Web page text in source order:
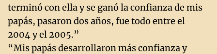
terminó con ella y se ganó la confianza de mis
papás, pasaron dos años, fue todo entre el
2004 y el 2005.”
“Mis papás desarrollaron más confianza y